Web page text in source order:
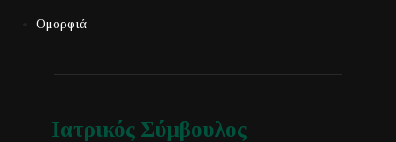
Ομορφιά
Ιατρικός Σύμβουλος